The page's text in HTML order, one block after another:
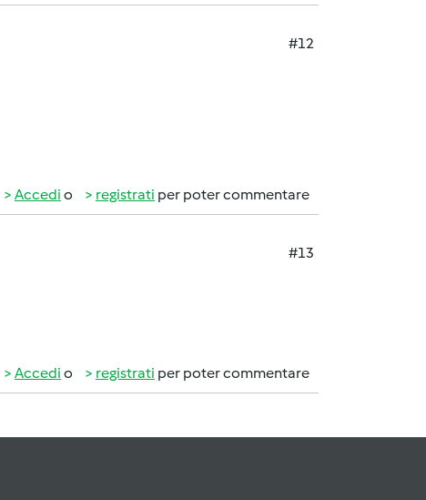
#12
Accedi o registrati per poter commentare
#13
Accedi o registrati per poter commentare